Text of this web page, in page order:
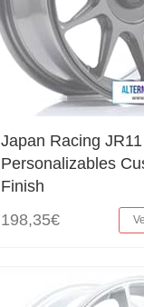
Japan Racing JR11
Personalizables
Finish
198,35€